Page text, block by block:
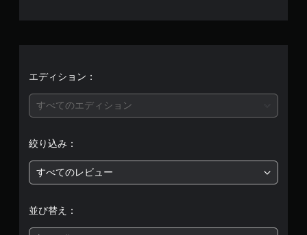
段
階
エディション：
すべてのエディション
絞り込み：
すべてのレビュー
並び替え：